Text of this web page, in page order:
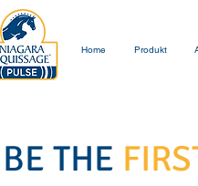
Home Produkt
BE THE